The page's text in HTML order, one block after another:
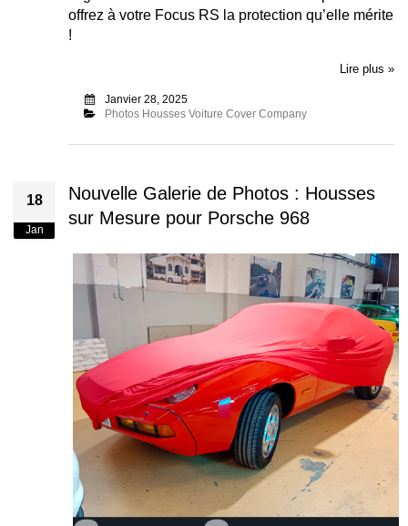
offrez à votre Focus RS la protection qu’elle mérite
!
Lire plus »
Janvier 28, 2025
Photos Housses Voiture Cover Company
18
Jan
Nouvelle Galerie de Photos : Housses
sur Mesure pour Porsche 968